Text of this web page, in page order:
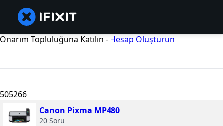
Onarım Topluluğuna Katılın - Hesap Oluşturun
505266
Canon Pixma MP480
20 Soru